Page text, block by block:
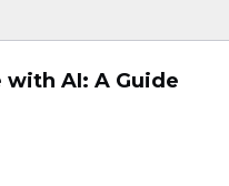
AI: A Guide